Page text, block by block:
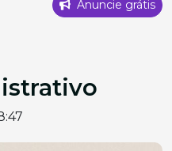
Anuncie grátis